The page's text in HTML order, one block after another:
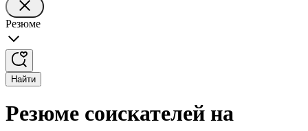
Резюме
Найти
Резюме соискателей на